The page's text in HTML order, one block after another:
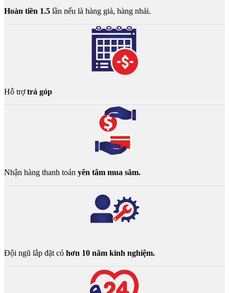
Hoàn tiền 1.5 lần nếu là hàng giả, hàng nhái.
Hỗ trợtrả góp
Nhận hàng thanh toán yên tâm mua sắm.
Đội ngũ lắp đặt có hơn 10 năm kinh nghiệm.